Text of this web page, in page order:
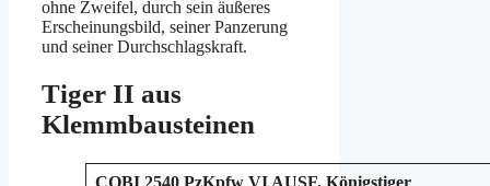
ohne Zweifel, durch sein äußeres
Erscheinungsbild, seiner Panzerung
und seiner Durchschlagskraft.
Tiger II aus
Klemmbausteinen
COBI 2540 PzKpfw VI AUSF. Königstiger